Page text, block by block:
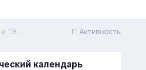
Активность
Новогодние экологические конкурсы "Сохраним жизнь елочке!" и "Экологическая новогодняя игрушка"
календарь